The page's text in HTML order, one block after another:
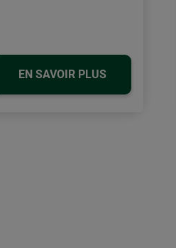
EN SAVOIR PLUS